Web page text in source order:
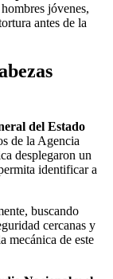
jóvenes,
antes de la
del Estado
de la Agencia
desplegaron un
identificar a
buscando
cercanas y
mecánica de este